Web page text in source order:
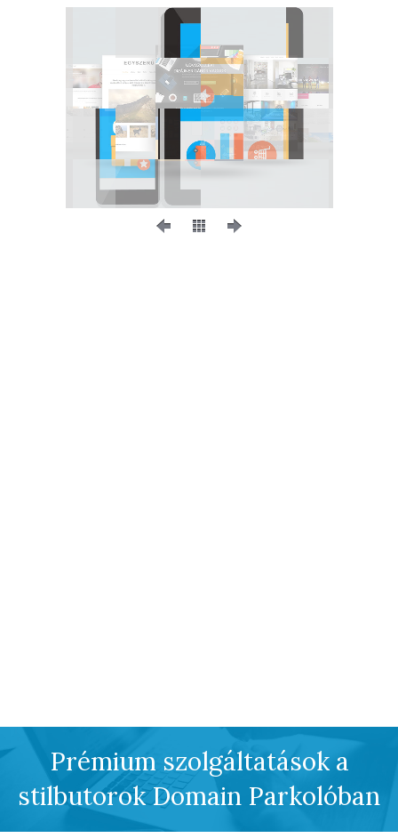
Prémium szolgáltatások a
stilbutorok Domain Parkolóban